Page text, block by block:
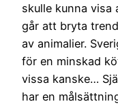
skulle kunna visa
går att bryta
av animalier.
för en minskad
vissa kanske…
har en